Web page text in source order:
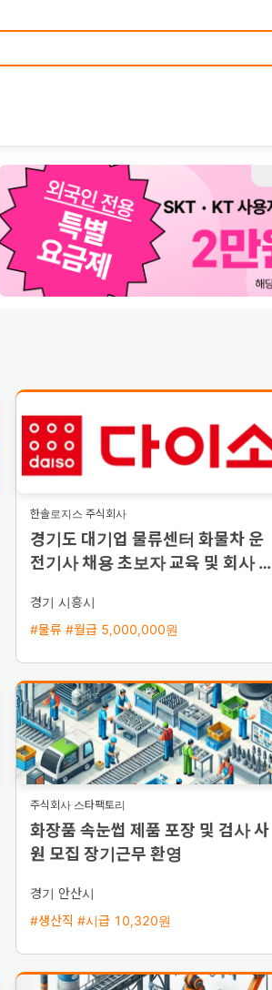
한솔로지스 주식회사
경기도 대기업 물류센터 화물차 운
전기사 채용 초보자 교육 및 회사 차
경기 시흥시
#물류 #월급 5,000,000원
주식회사 스타팩토리
화장품 속눈썹 제품 포장 및 검사 사
원 모집 장기근무 환영
경기 안산시
#생산직 #시급 10,320원